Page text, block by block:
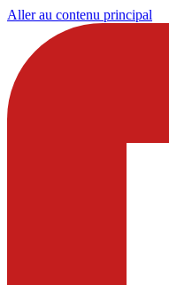
Aller au contenu principal